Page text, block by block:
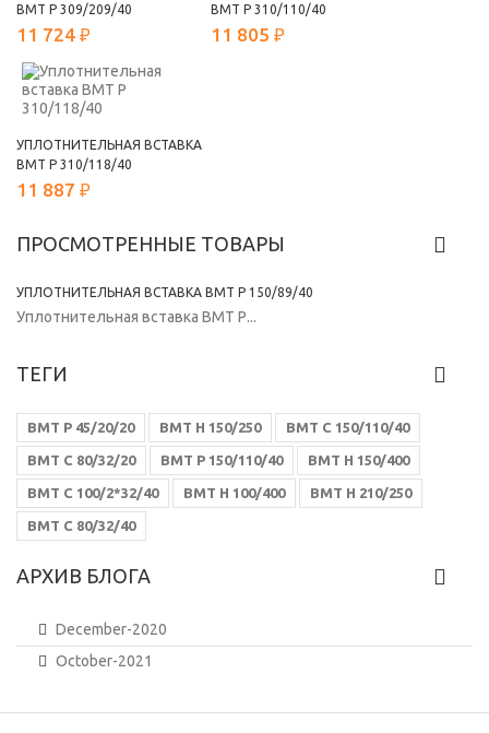
ВМТ Р 309/209/40
11 724 ₽
ВМТ Р 310/110/40
11 805 ₽
УПЛОТНИТЕЛЬНАЯ ВСТАВКА
ВМТ Р 310/118/40
11 887 ₽
ПРОСМОТРЕННЫЕ ТОВАРЫ
УПЛОТНИТЕЛЬНАЯ ВСТАВКА ВМТ Р 150/89/40
Уплотнительная вставка ВМТ Р...
ТЕГИ
ВМТ Р 45/20/20 ВМТ Н 150/250 ВМТ С 150/110/40
ВМТ С 80/32/20 ВМТ Р 150/110/40 ВМТ Н 150/400
ВМТ С 100/2*32/40 ВМТ Н 100/400 ВМТ Н 210/250
ВМТ С 80/32/40
АРХИВ БЛОГА
December-2020
October-2021